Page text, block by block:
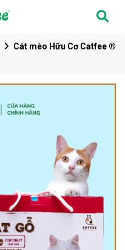
Cát mèo Hữu Cơ Catfee ®